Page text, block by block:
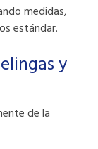
medidas,
estándar.
y
de la